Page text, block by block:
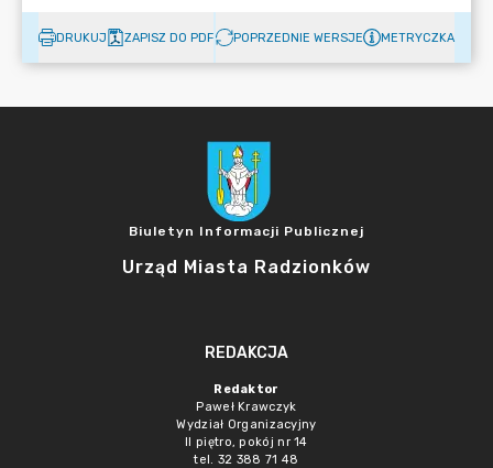
DRUKUJ ZAPISZ DO PDF POPRZEDNIE WERSJE METRYCZKA
Biuletyn Informacji Publicznej
Urząd Miasta Radzionków
REDAKCJA
Redaktor
Paweł Krawczyk
Wydział Organizacyjny
II piętro, pokój nr 14
tel. 32 388 71 48